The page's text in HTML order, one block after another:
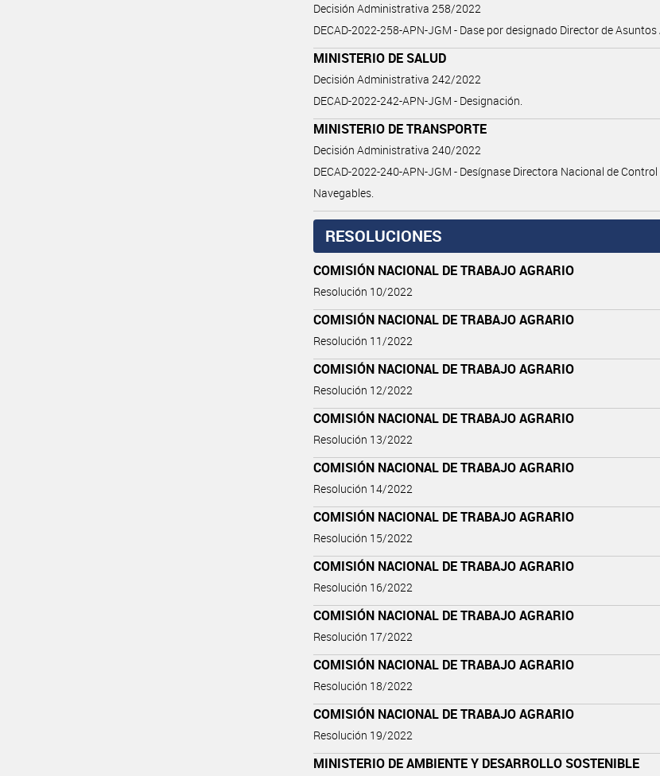
Decisión Administrativa 258/2022
DECAD-2022-258-APN-JGM - Dase por designado Director de
MINISTERIO DE SALUD
Decisión Administrativa 242/2022
DECAD-2022-242-APN-JGM - Designación.
MINISTERIO DE TRANSPORTE
Decisión Administrativa 240/2022
DECAD-2022-240-APN-JGM - Desígnase Directora Nacional de
Navegables.
RESOLUCIONES
COMISIÓN NACIONAL DE TRABAJO AGRARIO
Resolución 10/2022
COMISIÓN NACIONAL DE TRABAJO AGRARIO
Resolución 11/2022
COMISIÓN NACIONAL DE TRABAJO AGRARIO
Resolución 12/2022
COMISIÓN NACIONAL DE TRABAJO AGRARIO
Resolución 13/2022
COMISIÓN NACIONAL DE TRABAJO AGRARIO
Resolución 14/2022
COMISIÓN NACIONAL DE TRABAJO AGRARIO
Resolución 15/2022
COMISIÓN NACIONAL DE TRABAJO AGRARIO
Resolución 16/2022
COMISIÓN NACIONAL DE TRABAJO AGRARIO
Resolución 17/2022
COMISIÓN NACIONAL DE TRABAJO AGRARIO
Resolución 18/2022
COMISIÓN NACIONAL DE TRABAJO AGRARIO
Resolución 19/2022
MINISTERIO DE AMBIENTE Y DESARROLLO SOSTENIBLE